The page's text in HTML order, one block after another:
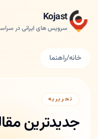
Kojast
سرویس های ایرانی در
خانه/راهنما
تحریریه
جدیدترین